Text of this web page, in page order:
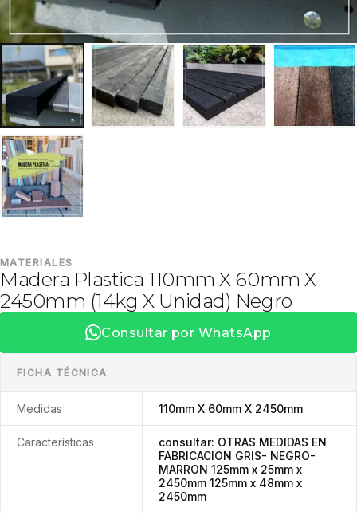
MATERIALES
Madera Plastica 110mm X 60mm X
2450mm (14kg X Unidad) Negro
Consultar por WhatsApp
FICHA TÉCNICA
Medidas 110mm X 60mm X 2450mm
Características
consultar: OTRAS MEDIDAS EN
FABRICACION GRIS- NEGRO-
MARRON 125mm x 25mm x
2450mm 125mm x 48mm x
2450mm